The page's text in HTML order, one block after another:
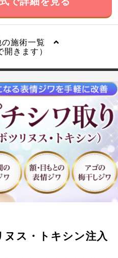
の施術一覧
開きます）
ス・トキシン注入